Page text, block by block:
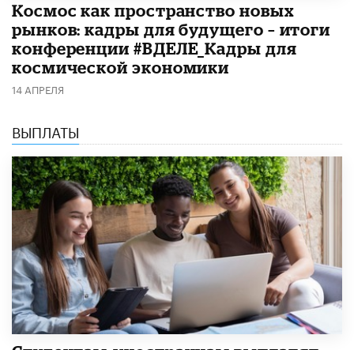
Космос как пространство новых
рынков: кадры для будущего – итоги
конференции #ВДЕЛЕ_Кадры для
космической экономики
14 АПРЕЛЯ
ВЫПЛАТЫ